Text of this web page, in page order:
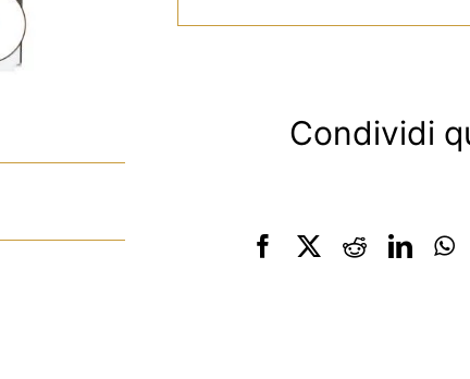
Condividi